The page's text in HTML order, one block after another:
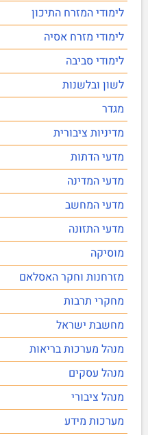
לימודי המזרח התיכון
לימודי מזרח אסיה
לימודי סביבה
לשון ובלשנות
מגדר
מדיניות ציבורית
מדעי הדתות
מדעי המדינה
מדעי המחשב
מדעי התזונה
מוסיקה
מזרחנות וחקר האסלאם
מחקרי תרבות
מחשבת ישראל
מנהל מערכות בריאות
מנהל עסקים
מנהל ציבורי
מערכות מידע